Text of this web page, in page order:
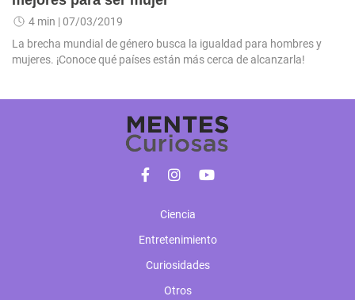
4 min | 07/03/2019
La brecha mundial de género busca la igualdad para hombres y
mujeres. ¡Conoce qué países están más cerca de alcanzarla!
Ciencia
Entretenimiento
Curiosidades
Otros